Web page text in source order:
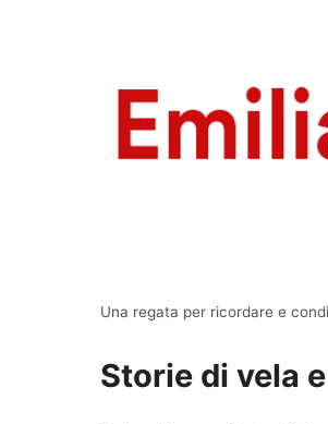
Una regata per ricordare e
Storie di vela